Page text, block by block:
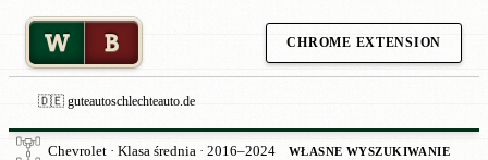
W B CHROME EXTENSION
🇩🇪 guteautoschlechteauto.de
Chevrolet · Klasa średnia · 2016–2024 WŁASNE WYSZUKIWANIE